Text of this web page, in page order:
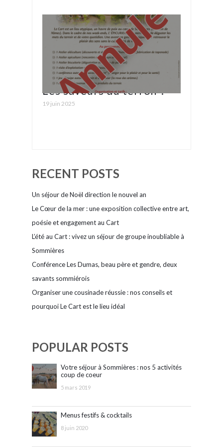
revitalisante avec le
Cart’À brunch « Healthy*
et Fraîcheur »
Les saveurs du terroir :
ANNULÉ
19 juin 2025
RECENT POSTS
Un séjour de Noël direction le nouvel an
Le Cœur de la mer : une exposition collective entre art,
poésie et engagement au Cart
L’été au Cart : vivez un séjour de groupe inoubliable à
Sommières
Conférence Les Dumas, beau père et gendre, deux
savants sommiérois
Organiser une cousinade réussie : nos conseils et
pourquoi Le Cart est le lieu idéal
POPULAR POSTS
Votre séjour à Sommières : nos 5 activités
coup de coeur
5 mars 2019
Menus festifs & cocktails
8 juin 2020